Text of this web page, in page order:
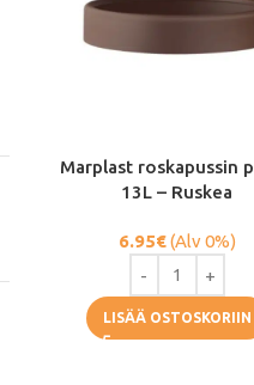
Marplast roskapussin
13L – Ruskea
6.95€(Alv 0%)
LISÄÄ OSTOSKORIIN